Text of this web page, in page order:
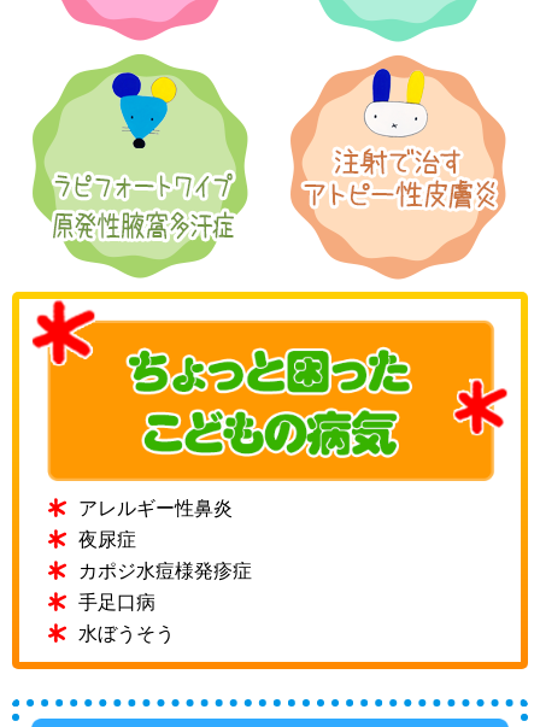
アレルギー性鼻炎
夜尿症
カポジ水痘様発疹症
手足口病
水ぼうそう